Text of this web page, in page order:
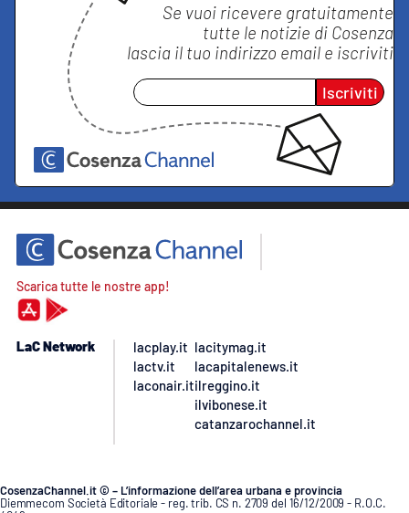
Se vuoi ricevere gratuitamente
tutte le notizie di Cosenza
lascia il tuo indirizzo email e iscriviti
Iscriviti
Scarica tutte le nostre app!
LaC Network
lacplay.it
lactv.it
laconair.it
lacitymag.it
lacapitalenews.it
ilreggino.it
ilvibonese.it
catanzarochannel.it
CosenzaChannel.it © – L’informazione dell’area urbana e provincia
Diemmecom Società Editoriale - reg. trib. CS n. 2709 del 16/12/2009 - R.O.C.